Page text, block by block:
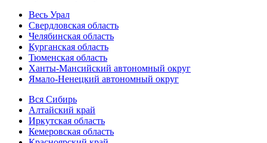
Весь Урал
Свердловская область
Челябинская область
Курганская область
Тюменская область
Ханты-Мансийский автономный округ
Ямало-Ненецкий автономный округ
Вся Сибирь
Алтайский край
Иркутская область
Кемеровская область